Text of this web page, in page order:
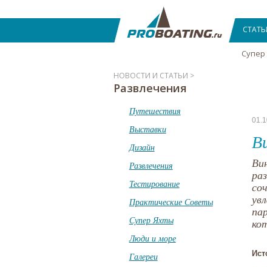
НОВОСТИ И СТАТЬИ >
Развлечения
Путешествия
Выставки
Дизайн
Развлечения
Тестирование
Практические Советы
Супер Яхты
Люди и море
Галереи